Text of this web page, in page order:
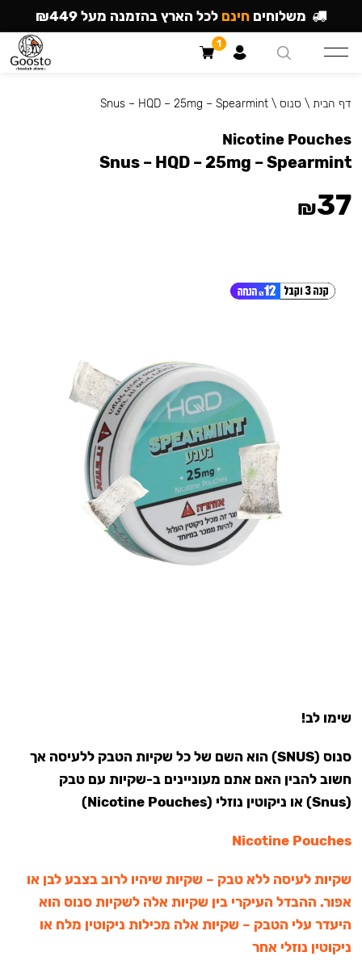
שימו לב!
סנוס (SNUS) הוא השם של כל שקיות הטבק ללעיסה אך
חשוב להבין האם אתם מעוניינים ב-שקיות עם טבק
(Snus) או ניקוטין נוזלי (Nicotine Pouches)
Nicotine Pouches
שקיות לעיסה ללא טבק – שקיות שיהיו לרוב בצבע לבן או
אפור. ההבדל העיקרי בין שקיות אלה לשקיות סנוס הוא
היעדר עלי הטבק – שקיות אלה מכילות ניקוטין מלח או
ניקוטין נוזלי אחר
דף הבית \ סנוס \
Snus – HQD – 25mg – Spearmint
Nicotine Pouches
Snus – HQD – 25mg – Spearmint
₪37
משלוחים חינם לכל הארץ בהזמנה מעל ₪449
1